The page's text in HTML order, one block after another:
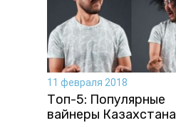
11 февраля 2018
Топ-5: Популярные
вайнеры Казахстана